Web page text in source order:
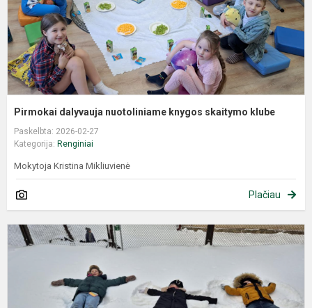
Pirmokai dalyvauja nuotoliniame knygos skaitymo klube
Paskelbta: 2026-02-27
Kategorija: Renginiai
Mokytoja Kristina Mikliuvienė
Plačiau